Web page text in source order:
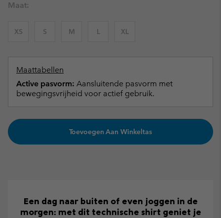
Maat:
XS S M L XL
Maattabellen
Active pasvorm: Aansluitende pasvorm met
bewegingsvrijheid voor actief gebruik.
Toevoegen Aan Winkeltas
Een dag naar buiten of even joggen in de
morgen: met dit technische shirt geniet je